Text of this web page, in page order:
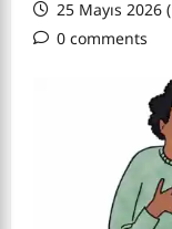
25 Mayıs 2026
0 comments